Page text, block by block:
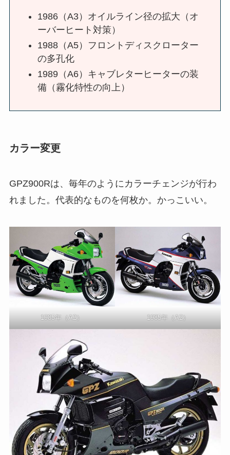
1986（A3）オイルライン径の拡大（オ
ーバーヒート対策）
1988（A5）フロントディスクローター
の多孔化
1989（A6）キャブレターヒーターの装
備（霧化特性の向上）
カラー変更
GPZ900Rは、毎年のようにカラーチェンジが行わ
れました。代表的なものを何枚か。かっこいい。
1985年（A2） 1985年（A2）